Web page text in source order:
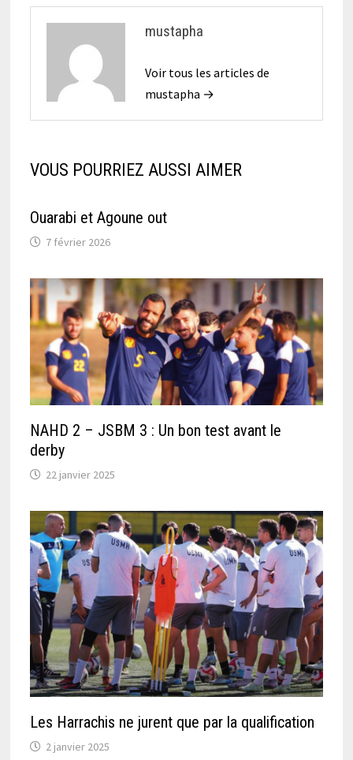
mustapha
Voir tous les articles de
mustapha →
VOUS POURRIEZ AUSSI AIMER
Ouarabi et Agoune out
7 février 2026
NAHD 2 – JSBM 3 : Un bon test avant le
derby
22 janvier 2025
Les Harrachis ne jurent que par la qualification
2 janvier 2025